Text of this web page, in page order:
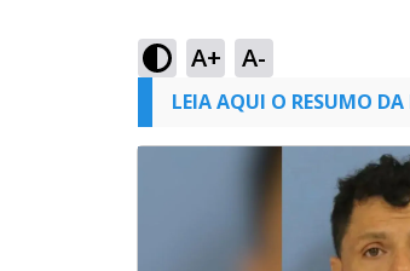
A+ A-
LEIA AQUI O RESUMO